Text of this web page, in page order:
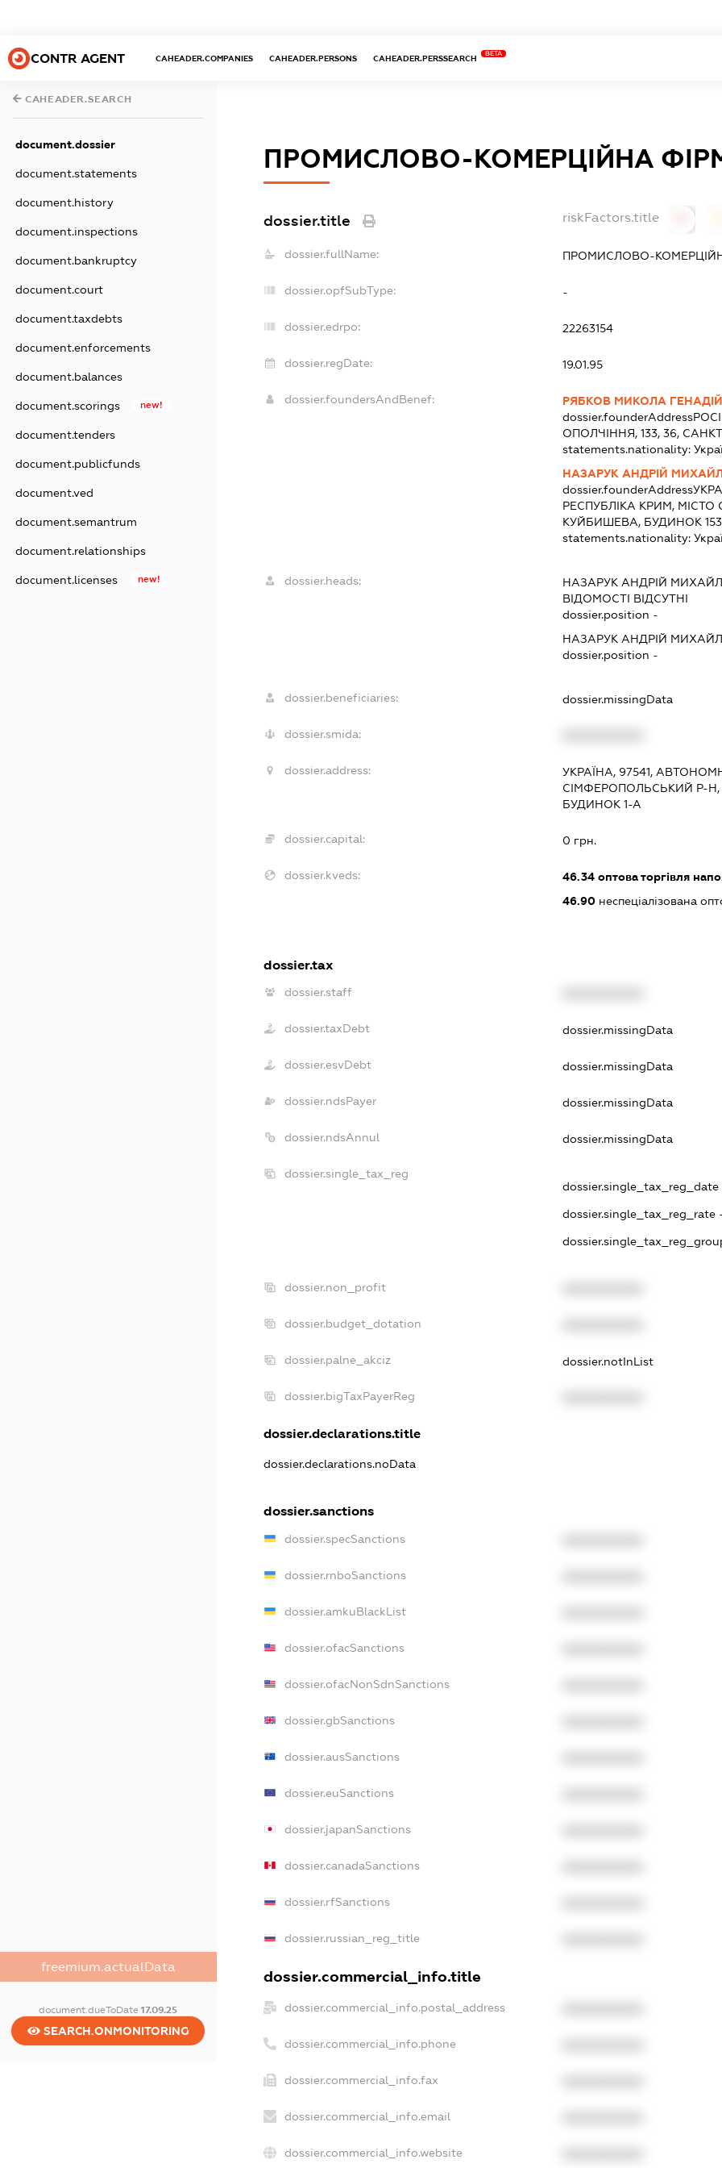
CONTR AGENT CAHEADER.COMPANIES CAHEADER.PERSONS CAHEADER.PERSSEARCH
BETA
CAHEADER.SEARCH
document.dossier
document.statements
document.history
document.inspections
document.bankruptcy
document.court
document.taxdebts
document.enforcements
document.balances
document.scorings new!
document.tenders
document.publicfunds
document.ved
document.semantrum
document.relationships
document.licenses new!
freemium.actualData
document.dueToDate17.09.25
SEARCH.ONMONITORING
ПРОМИСЛОВО-КОМЕРЦІЙНА
dossier.title riskFactors.title
dossier.fullName: ПРОМИСЛОВО-
dossier.opfSubType: -
dossier.edrpo: 22263154
dossier.regDate: 19.01.95
dossier.foundersAndBenef:
РЯБКОВ МИКОЛА
dossier.founderAddress
ОПОЛЧІННЯ, 133, 36,
statements.nationality:
НАЗАРУК АНДРІЙ
dossier.founderAddress
РЕСПУБЛІКА КРИМ,
КУЙБИШЕВА, БУДИНОК
statements.nationality:
dossier.heads: НАЗАРУК АНДРІЙ
ВІДОМОСТІ ВІДСУТНІ
dossier.position -
НАЗАРУК АНДРІЙ
dossier.position -
dossier.beneficiaries: dossier.missingData
dossier.smida:
dossier.address:
УКРАЇНА, 97541,
СІМФЕРОПОЛЬСЬКИЙ Р-
БУДИНОК 1-А
dossier.capital: 0 грн.
dossier.kveds: 46.34оптова торгівля
46.90неспеціалізована
dossier.tax
dossier.staff
dossier.taxDebt dossier.missingData
dossier.esvDebt dossier.missingData
dossier.ndsPayer dossier.missingData
dossier.ndsAnnul dossier.missingData
dossier.single_tax_reg
dossier.single_tax_reg_date -
dossier.single_tax_reg_rate
dossier.non_profit
dossier.budget_dotation
dossier.palne_akciz dossier.notInList
dossier.bigTaxPayerReg
dossier.declarations.title
dossier.declarations.noData
dossier.sanctions
dossier.specSanctions
dossier.rnboSanctions
dossier.amkuBlackList
dossier.ofacSanctions
dossier.ofacNonSdnSanctions
dossier.gbSanctions
dossier.ausSanctions
dossier.euSanctions
dossier.japanSanctions
dossier.canadaSanctions
dossier.rfSanctions
dossier.russian_reg_title
dossier.commercial_info.title
dossier.commercial_info.postal_address
dossier.commercial_info.phone
dossier.commercial_info.fax
dossier.commercial_info.email
dossier.commercial_info.website